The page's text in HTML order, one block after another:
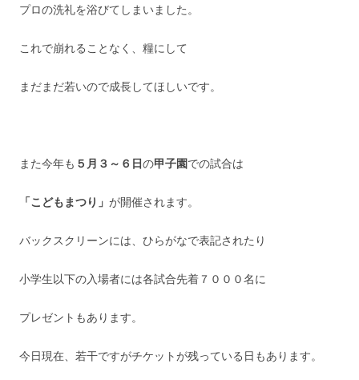
プロの洗礼を浴びてしまいました。
これで崩れることなく、糧にして
まだまだ若いので成長してほしいです。
また今年も ５月３～６日の甲子園での試合は
「こどもまつり」 が開催されます。
バックスクリーンには、ひらがなで表記されたり
小学生以下の入場者には各試合先着７０００名に
プレゼントもあります。
今日現在、若干ですがチケットが残っている日もあります。